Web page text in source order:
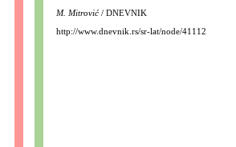
M. Mitrović/ DNEVNIK
http://www.dnevnik.rs/sr-lat/node/41112